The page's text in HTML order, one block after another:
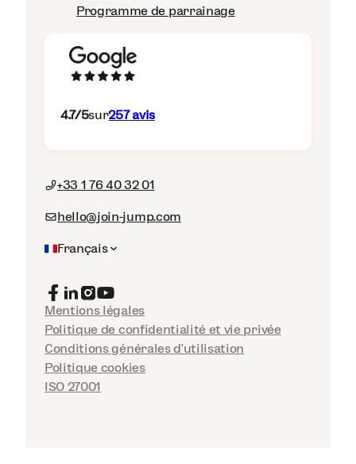
Programme de parrainage
4.7/5sur257avis
+33 1 76 40 32 01
hello@join-jump.com
Français
Mentions légales
Politique de confidentialité et vie privée
Conditions générales d'utilisation
Politique cookies
ISO 27001